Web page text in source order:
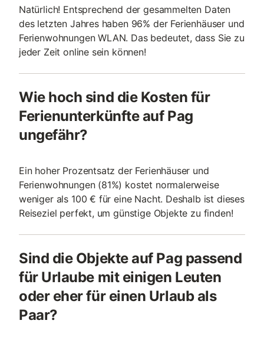
Natürlich! Entsprechend der gesammelten Daten
des letzten Jahres haben 96% der Ferienhäuser und
Ferienwohnungen WLAN. Das bedeutet, dass Sie zu
jeder Zeit online sein können!
Wie hoch sind die Kosten für
Ferienunterkünfte auf Pag
ungefähr?
Ein hoher Prozentsatz der Ferienhäuser und
Ferienwohnungen (81%) kostet normalerweise
weniger als 100 € für eine Nacht. Deshalb ist dieses
Reiseziel perfekt, um günstige Objekte zu finden!
Sind die Objekte auf Pag passend
für Urlaube mit einigen Leuten
oder eher für einen Urlaub als
Paar?